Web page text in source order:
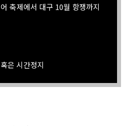
축제에서 대구 10월 항쟁까지
은 시간정지